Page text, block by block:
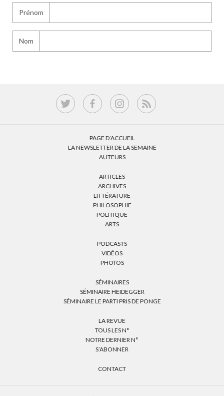
Prénom
Nom
PAGE D’ACCUEIL
LA NEWSLETTER DE LA SEMAINE
AUTEURS
ARTICLES
ARCHIVES
LITTÉRATURE
PHILOSOPHIE
POLITIQUE
ARTS
PODCASTS
VIDÉOS
PHOTOS
SÉMINAIRES
SÉMINAIRE HEIDEGGER
SÉMINAIRE LE PARTI PRIS DE PONGE
LA REVUE
TOUS LES N°
NOTRE DERNIER N°
S’ABONNER
CONTACT